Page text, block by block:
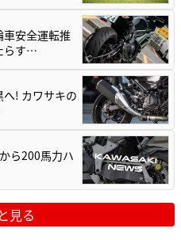
車安全運転推
らす…
! カワサキの
ら200馬力ハ
見る